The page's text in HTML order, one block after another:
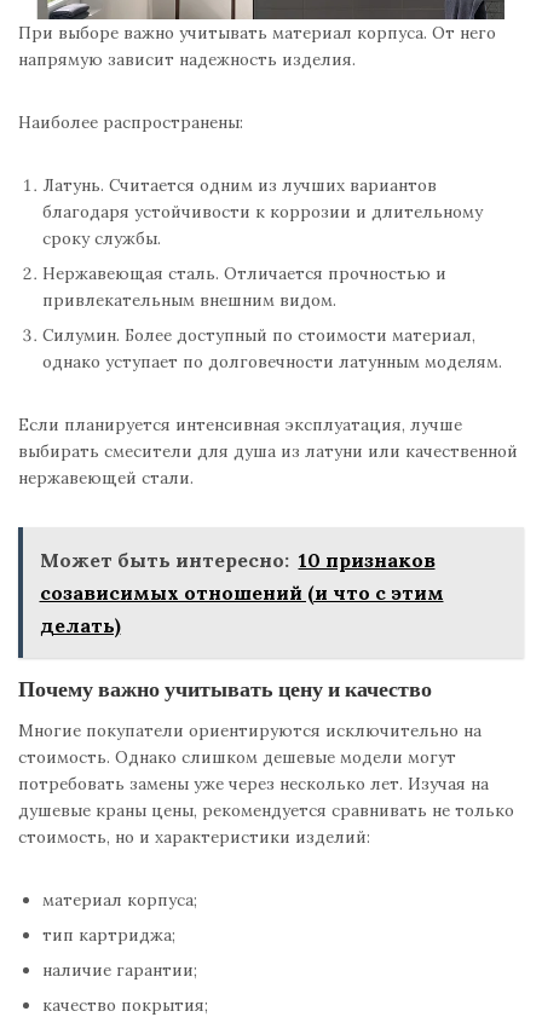
При выборе важно учитывать материал корпуса. От него
напрямую зависит надежность изделия.
Наиболее распространены:
Латунь. Считается одним из лучших вариантов
благодаря устойчивости к коррозии и длительному
сроку службы.
Нержавеющая сталь. Отличается прочностью и
привлекательным внешним видом.
Силумин. Более доступный по стоимости материал,
однако уступает по долговечности латунным моделям.
Если планируется интенсивная эксплуатация, лучше
выбирать смесители для душа из латуни или качественной
нержавеющей стали.
Может быть интересно: 10 признаков
созависимых отношений (и что с этим
делать)
Почему важно учитывать цену и качество
Многие покупатели ориентируются исключительно на
стоимость. Однако слишком дешевые модели могут
потребовать замены уже через несколько лет. Изучая на
душевые краны цены, рекомендуется сравнивать не только
стоимость, но и характеристики изделий:
материал корпуса;
тип картриджа;
наличие гарантии;
качество покрытия;